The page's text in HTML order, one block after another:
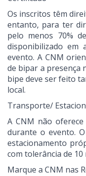
Os inscritos têm
entanto, para ter
pelo menos 70%
disponibilizado
evento. A CNM
de bipar a presença
bipe deve ser feito
local.
Transporte/
A CNM não
durante o evento.
estacionamento
com tolerância de 10
Marque a CNM nas